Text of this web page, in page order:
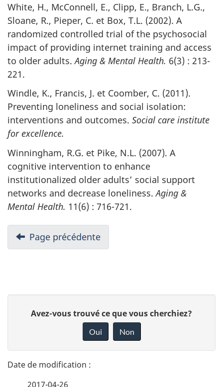
White, H., McConnell, E., Clipp, E., Branch, L.G.,
Sloane, R., Pieper, C. et Box, T.L. (2002). A
randomized controlled trial of the psychosocial
impact of providing internet training and access
to older adults.Aging & Mental Health. 6(3) : 213-
221.
Windle, K., Francis, J. et Coomber, C. (2011).
Preventing loneliness and social isolation:
interventions and outcomes. Social care institute
for excellence.
Winningham, R.G. et Pike, N.L. (2007). A
cognitive intervention to enhance
institutionalized older adults’ social support
networks and decrease loneliness.Aging &
Mental Health. 11(6) : 716-721.
N
a
g
o
n
Page précédente
Annexe
sélection
de
la
t
a
n
Avez-vous trouvé ce que vous cherchiez?
Oui Non
2017-04-26